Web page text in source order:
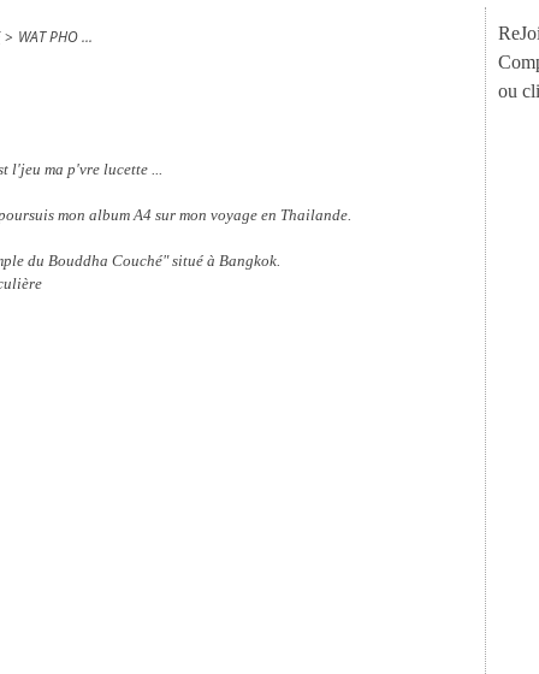
> WAT PHO ...
l'jeu ma p'vre lucette ...
mon album A4 sur mon voyage en Thailande.
du Bouddha Couché" situé à Bangkok.
ou